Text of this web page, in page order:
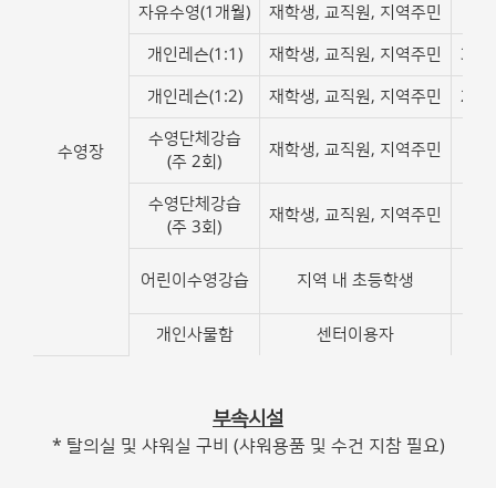
수영장
자유수영(1개월) 재학생, 교직원, 지역주민
개인레슨(1:1) 재학생, 교직원, 지역주민
개인레슨(1:2) 재학생, 교직원, 지역주민
수영단체강습
(주 2회)
재학생, 교직원, 지역주민
수영단체강습
(주 3회)
재학생, 교직원, 지역주민
어린이수영강습 지역 내 초등학생
개인사물함 센터이용자
부속시설
* 탈의실 및 샤워실 구비 (샤워용품 및 수건 지참 필요)